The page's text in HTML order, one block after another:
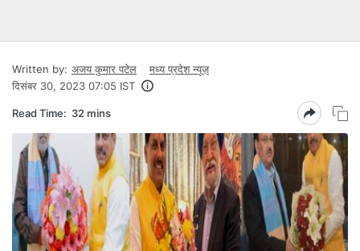
Written by: अजय कुमार पटेल
मध्य प्रदेश न्यूज़
दिसंबर 30, 2023 07:05 IST
Read Time: 32 mins